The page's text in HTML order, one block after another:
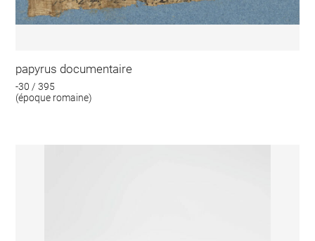
papyrus documentaire
-30 / 395
(époque romaine)